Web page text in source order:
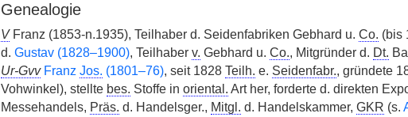
Genealogie
VFranz (1853-n.1935), Teilhaber d. Seidenfabriken Gebhard u. Co. (bis
d. Gustav (1828–1900), Teilhaber v. Gebhard u. Co., Mitgründer d. Dt.
Ur-Gvv Franz Jos. (1801–76), seit 1828 Teilh. e. Seidenfabr., gründete
Vohwinkel), stellte bes. Stoffe in oriental. Art her, forderte d. direkten
Messehandels, Präs. d. Handelsger., Mitgl. d. Handelskammer, GKR (s.